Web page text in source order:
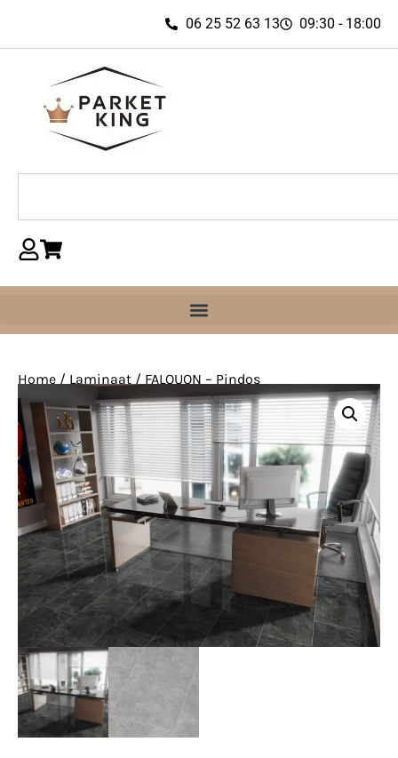
06 25 52 63 13 09:30 - 18:00
Home / Laminaat / FALQUON – Pindos